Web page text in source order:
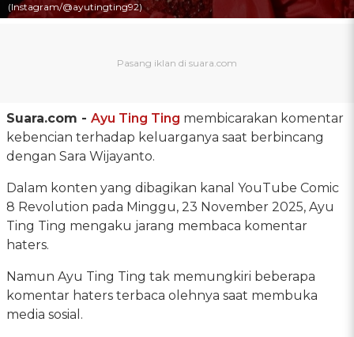
(Instagram/@ayutingting92)
Suara.com - Ayu Ting Ting membicarakan komentar
kebencian terhadap keluarganya saat berbincang
dengan Sara Wijayanto.
Dalam konten yang dibagikan kanal YouTube Comic
8 Revolution pada Minggu, 23 November 2025, Ayu
Ting Ting mengaku jarang membaca komentar
haters.
Namun Ayu Ting Ting tak memungkiri beberapa
komentar haters terbaca olehnya saat membuka
media sosial.